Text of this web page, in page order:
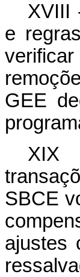
XVIII
e
GEE
XIX
SBCE
ajustes